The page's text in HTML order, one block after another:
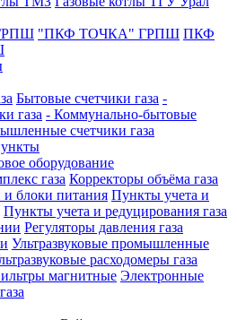
"ПКФ ТОЧКА" ГРПШ ПКФ
Бытовые счетчики газа -
газа - Коммунально-бытовые
счетчики газа
оборудование
газа Корректоры объёма газа
блоки питания Пункты учета и
Пункты учета и редуцирования газа
Регуляторы давления газа
Ультразвуковые промышленные
расходомеры газа
магнитные Электронные